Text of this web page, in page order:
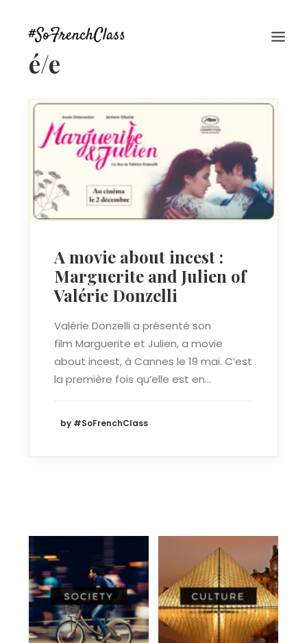
#SOFRENCHCLASS PRIVACY POLICY
Recherche
é/e
A movie about incest :
Marguerite and Julien of
Valérie Donzelli
Valérie Donzelli a présenté son
film Marguerite et Julien, a movie
about incest, à Cannes le 19 mai. C’est
la première fois qu’elle est en…
by #SoFrenchClass